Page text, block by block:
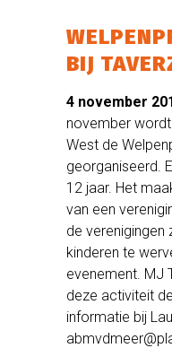
BIJ
4 november
november
West de
georganiseerd.
12 jaar. Het
van een
de verenigingen
kinderen te
evenement. MJ
deze activiteit
informatie bij